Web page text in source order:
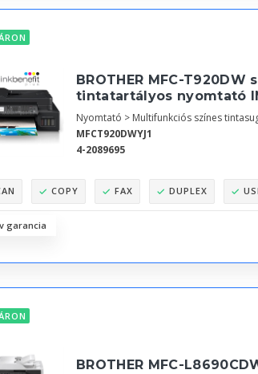
BROTHER MFC-
tintatartályos nyomtató
Nyomtató > Multifunkciós színes
MFCT920DWYJ1
4-2089695
COPY FAX DUPLEX
garancia
BROTHER MFC-